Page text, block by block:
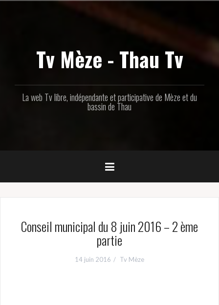
Tv Mèze - Thau Tv
La web Tv libre, indépendante et participative de Mèze et du
bassin de Thau
Conseil municipal du 8 juin 2016 – 2 ème
partie
14 juin 2016 Tv Mèze